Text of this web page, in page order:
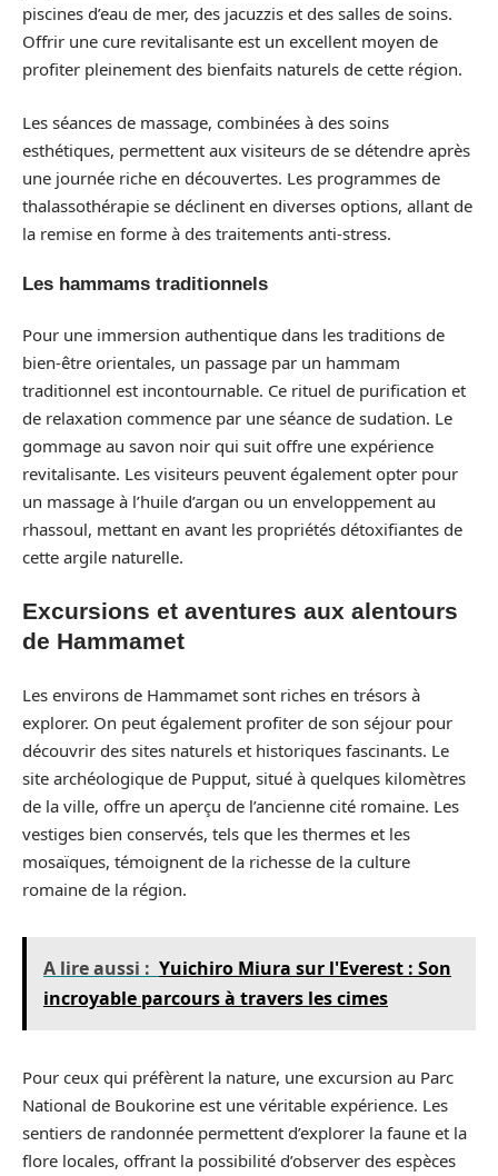
piscines d’eau de mer, des jacuzzis et des salles de soins.
Offrir une cure revitalisante est un excellent moyen de
profiter pleinement des bienfaits naturels de cette région.
Les séances de massage, combinées à des soins
esthétiques, permettent aux visiteurs de se détendre après
une journée riche en découvertes. Les programmes de
thalassothérapie se déclinent en diverses options, allant de
la remise en forme à des traitements anti-stress.
Les hammams traditionnels
Pour une immersion authentique dans les traditions de
bien-être orientales, un passage par un hammam
traditionnel est incontournable. Ce rituel de purification et
de relaxation commence par une séance de sudation. Le
gommage au savon noir qui suit offre une expérience
revitalisante. Les visiteurs peuvent également opter pour
un massage à l’huile d’argan ou un enveloppement au
rhassoul, mettant en avant les propriétés détoxifiantes de
cette argile naturelle.
Excursions et aventures aux alentours
de Hammamet
Les environs de Hammamet sont riches en trésors à
explorer. On peut également profiter de son séjour pour
découvrir des sites naturels et historiques fascinants. Le
site archéologique de Pupput, situé à quelques kilomètres
de la ville, offre un aperçu de l’ancienne cité romaine. Les
vestiges bien conservés, tels que les thermes et les
mosaïques, témoignent de la richesse de la culture
romaine de la région.
A lire aussi : Yuichiro Miura sur l'Everest : Son
incroyable parcours à travers les cimes
Pour ceux qui préfèrent la nature, une excursion au Parc
National de Boukorine est une véritable expérience. Les
sentiers de randonnée permettent d’explorer la faune et la
flore locales, offrant la possibilité d’observer des espèces